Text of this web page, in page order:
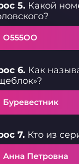
5. Какой
О555ОО
6. Как
Буревестник
7. Кто из
Анна Петровна